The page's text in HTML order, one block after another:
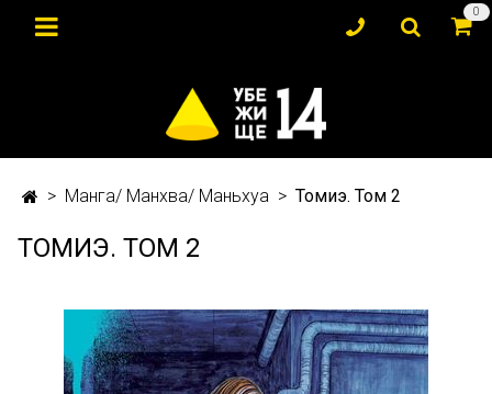
0
Манга/ Манхва/ Маньхуа Томиэ. Том 2
ТОМИЭ. ТОМ 2